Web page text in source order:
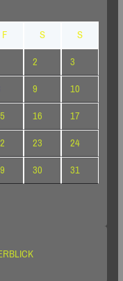
F S
S
2
3
9
10
16
17
23
24
30
31